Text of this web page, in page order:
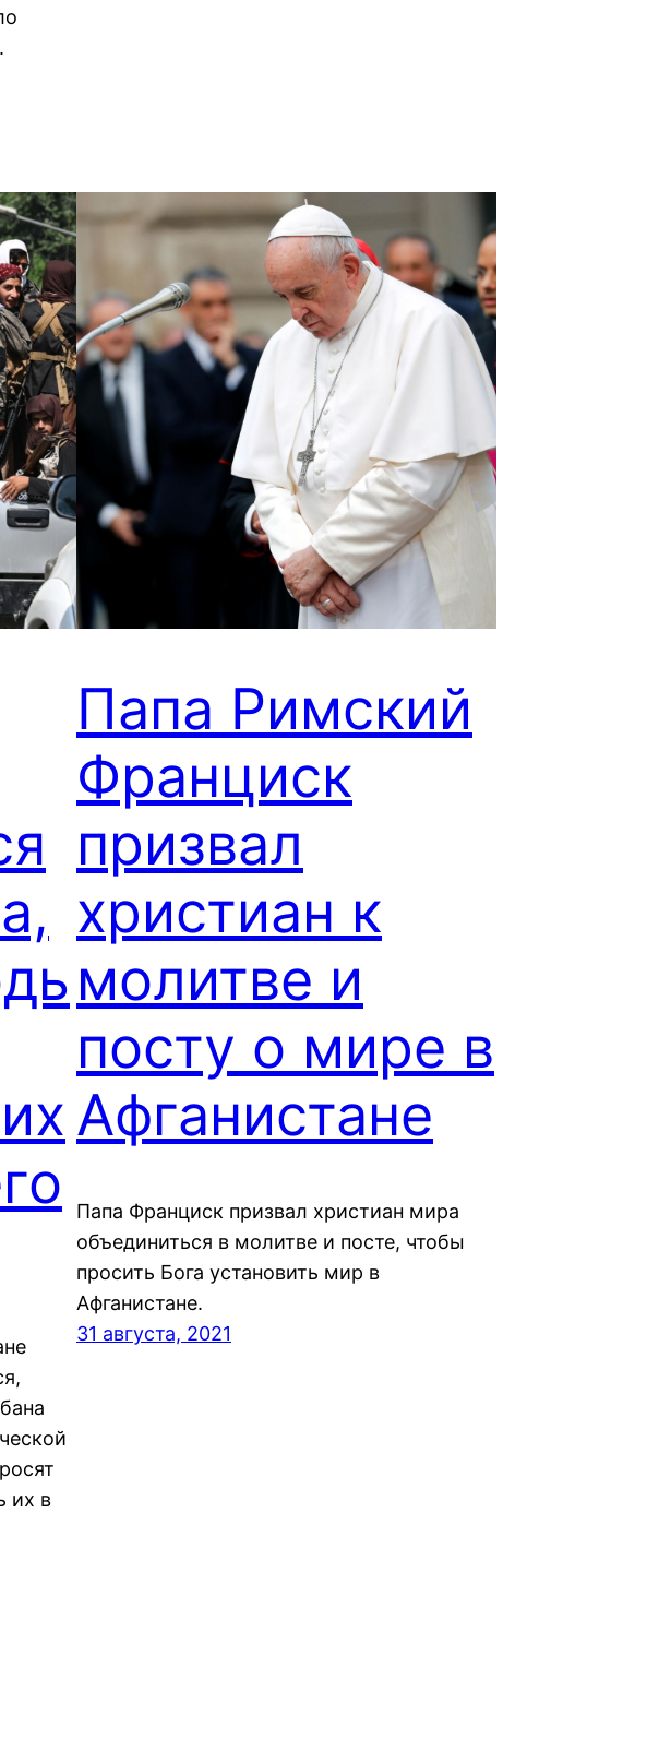
их в
Папа Римский
Франциск
призвал
христиан к
молитве и
посту о мире в
Афганистане
Папа Франциск призвал христиан мира
объединиться в молитве и посте, чтобы
просить Бога установить мир в
Афганистане.
31 августа, 2021